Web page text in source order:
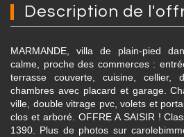
description de
MARMANDE, villa de plain-pied
calme, proche des commerces :
terrasse couverte, cuisine, cellier,
chambres avec placard et garage.
ville, double vitrage pvc, volets et
clos et arboré. OFFRE A SAISIR !
1390. Plus de photos sur